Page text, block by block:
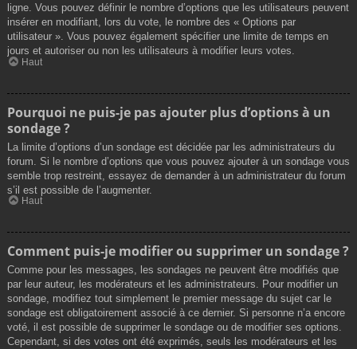
ligne. Vous pouvez définir le nombre d’options que les utilisateurs peuvent
insérer en modifiant, lors du vote, le nombre des « Options par
utilisateur ». Vous pouvez également spécifier une limite de temps en
jours et autoriser ou non les utilisateurs à modifier leurs votes.
Haut
Pourquoi ne puis-je pas ajouter plus d’options à un
sondage ?
La limite d’options d’un sondage est décidée par les administrateurs du
forum. Si le nombre d’options que vous pouvez ajouter à un sondage vous
semble trop restreint, essayez de demander à un administrateur du forum
s’il est possible de l’augmenter.
Haut
Comment puis-je modifier ou supprimer un sondage ?
Comme pour les messages, les sondages ne peuvent être modifiés que
par leur auteur, les modérateurs et les administrateurs. Pour modifier un
sondage, modifiez tout simplement le premier message du sujet car le
sondage est obligatoirement associé à ce dernier. Si personne n’a encore
voté, il est possible de supprimer le sondage ou de modifier ses options.
Cependant, si des votes ont été exprimés, seuls les modérateurs et les